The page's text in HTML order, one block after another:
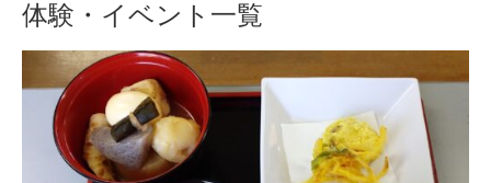
体験・イベント一覧